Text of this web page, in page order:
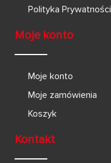
Polityka Prywatności
Moje konto
Moje konto
Moje zamówienia
Koszyk
Kontakt